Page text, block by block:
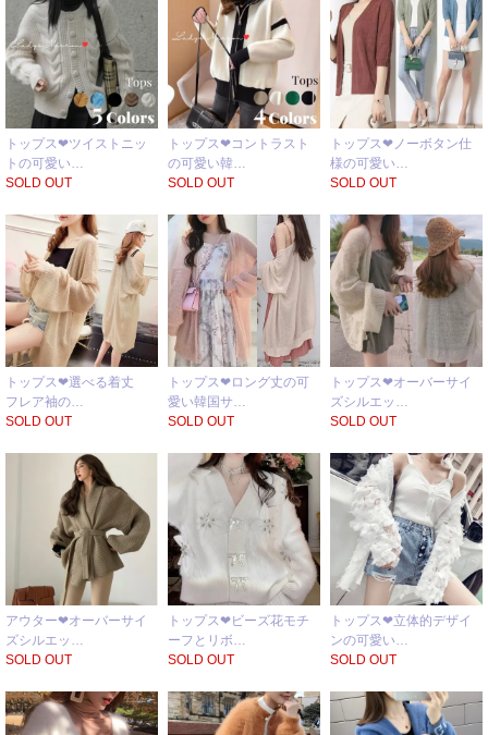
トップス❤ツイストニッ
トの可愛い…
SOLD OUT
トップス❤コントラスト
の可愛い韓…
SOLD OUT
トップス❤ノーボタン仕
様の可愛い…
SOLD OUT
トップス❤選べる着丈
フレア袖の…
SOLD OUT
トップス❤ロング丈の可
愛い韓国サ…
SOLD OUT
トップス❤オーバーサイ
ズシルエッ…
SOLD OUT
アウター❤オーバーサイ
ズシルエッ…
SOLD OUT
トップス❤ビーズ花モチ
ーフとリボ…
SOLD OUT
トップス❤立体的デザイ
ンの可愛い…
SOLD OUT